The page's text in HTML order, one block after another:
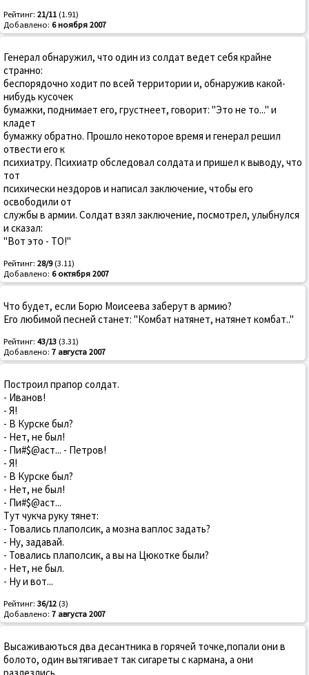
Рейтинг: 21/11 (1.91)
Добавлено: 6 ноября 2007
Генерал обнаружил, что один из солдат ведет себя крайне
странно:
беспорядочно ходит по всей территории и, обнаружив какой-
нибудь кусочек
бумажки, поднимает его, грустнеет, говорит: "Это не то..." и
кладет
бумажку обратно. Прошло некоторое время и генерал решил
отвести его к
психиатру. Психиатр обследовал солдата и пришел к выводу, что
тот
психически нездоров и написал заключение, чтобы его
освободили от
службы в армии. Солдат взял заключение, посмотрел, улыбнулся
и сказал:
"Вот это - ТО!"
Рейтинг: 28/9(3.11)
Добавлено: 6 октября 2007
Что будет, если Борю Моисеева заберут в армию?
Его любимой песней станет: "Комбат натянет, натянет комбат.."
Рейтинг: 43/13 (3.31)
Добавлено: 7 августа 2007
Построил прапор солдат.
- Иванов!
- Я!
- В Курске был?
- Нет, не был!
- Пи#$@аст... - Петров!
- Я!
- В Курске был?
- Нет, не был!
- Пи#$@аст...
Тут чукча руку тянет:
- Товались плаполсик, а мозна ваплос задать?
- Ну, задавай.
- Товались плаполсик, а вы на Цюкотке были?
- Нет, не был.
- Ну и вот...
Рейтинг: 36/12 (3)
Добавлено: 7 августа 2007
Высаживаються два десантника в горячей точке,попали они в
болото, один вытягивает так сигареты с кармана, а они